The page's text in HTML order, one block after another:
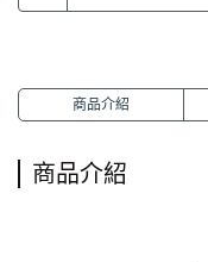
商品介紹
商品介紹